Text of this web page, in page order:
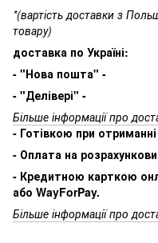
*(вартість доставки з
товару)
доставка по Україні:
- "Нова пошта" -
- "Делівері" -
Більше інформації про
- Готівкою при
- Оплата на
- Кредитною карткою
або WayForPay.
Більше інформації про